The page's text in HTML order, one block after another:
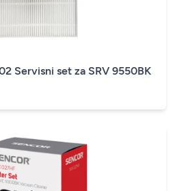
Servisni set za SRV 9550BK